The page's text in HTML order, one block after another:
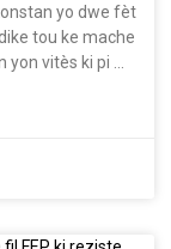
ak pèfòmans
biznis yo pran
yo dwe fèt
tou ke mache
vitès ki pi wo
Segondè
pou endistri
plis pase de
e kounye a